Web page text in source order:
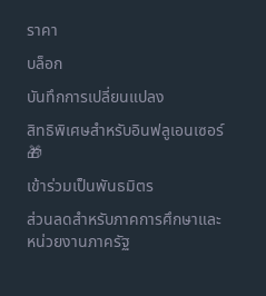
ราคา
บล็อก
บันทึกการเปลี่ยนแปลง
สิทธิพิเศษสำหรับอินฟลูเอนเซอร์
🎁
เข้าร่วมเป็นพันธมิตร
ส่วนลดสำหรับภาคการศึกษาและ
หน่วยงานภาครัฐ